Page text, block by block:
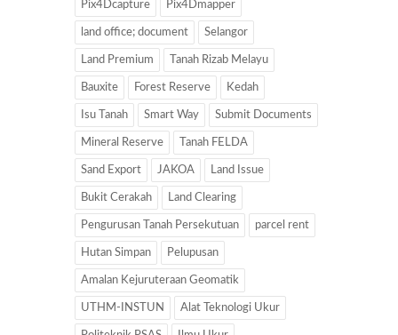
Pix4Dcapture Pix4Dmapper
land office; document Selangor
Land Premium Tanah Rizab Melayu
Bauxite Forest Reserve Kedah
Isu Tanah Smart Way Submit Documents
Mineral Reserve Tanah FELDA
Sand Export JAKOA Land Issue
Bukit Cerakah Land Clearing
Pengurusan Tanah Persekutuan parcel rent
Hutan Simpan Pelupusan
Amalan Kejuruteraan Geomatik
UTHM-INSTUN Alat Teknologi Ukur